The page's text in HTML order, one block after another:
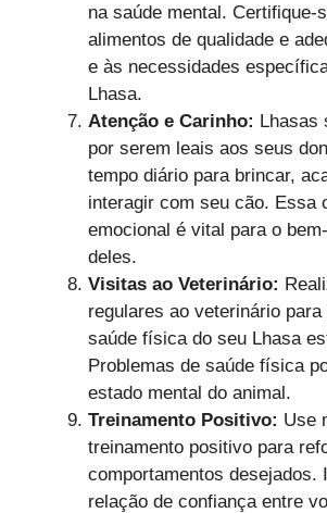
na saúde mental. Certifique-
alimentos de qualidade e
e às necessidades
Lhasa.
Atenção e Carinho: Lhasas
por serem leais aos seus
tempo diário para brincar,
interagir com seu cão. Essa
emocional é vital para o
deles.
Visitas ao Veterinário:
regulares ao veterinário
saúde física do seu Lhasa
Problemas de saúde física
estado mental do animal.
Treinamento Positivo: Use
treinamento positivo para
comportamentos desejados.
relação de confiança entre